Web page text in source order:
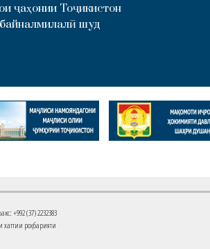
ҷаҳонии Тоҷикистон
шуд
+992 (37) 2232383
хаттии роҳбарияти